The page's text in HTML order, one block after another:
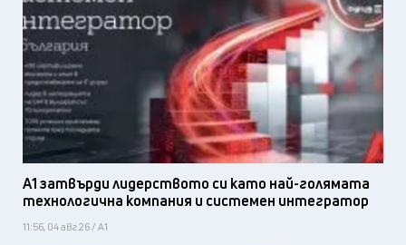
А1 затвърди лидерството си като най-голямата
технологична компания и системен интегратор
11:56, 04 авг 26 / А1